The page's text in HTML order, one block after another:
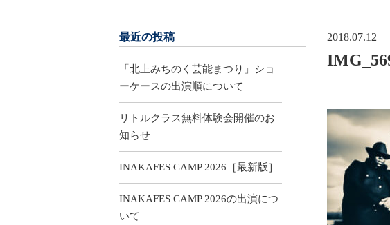
2018.07.12
最近の投稿
「北上みちのく芸能まつり」ショ
ーケースの出演順について
リトルクラス無料体験会開催のお
知らせ
INAKAFES CAMP 2026［最新版］
INAKAFES CAMP 2026の出演につ
いて